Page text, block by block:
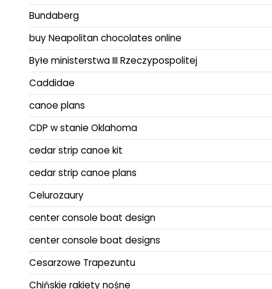
Bundaberg
buy Neapolitan chocolates online
Byłe ministerstwa III Rzeczypospolitej
Caddidae
canoe plans
CDP w stanie Oklahoma
cedar strip canoe kit
cedar strip canoe plans
Celurozaury
center console boat design
center console boat designs
Cesarzowe Trapezuntu
Chińskie rakiety nośne